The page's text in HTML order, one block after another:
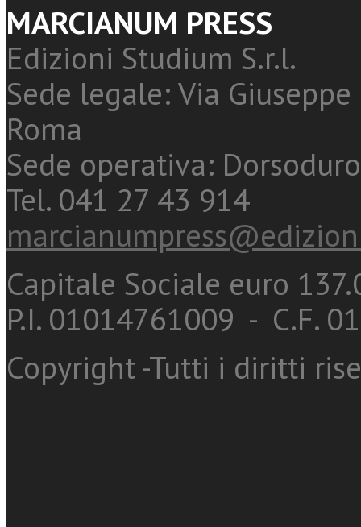
MARCIANUM PRESS
Edizioni Studium S.r.l.
Sede legale: Via
Roma
Sede operativa:
Tel. 041 27 43 914
Capitale Sociale euro
P.I. 01014761009 - C.F.
Copyright -Tutti i diritti